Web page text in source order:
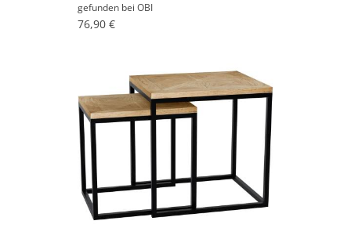
gefunden bei OBI
76,90 €